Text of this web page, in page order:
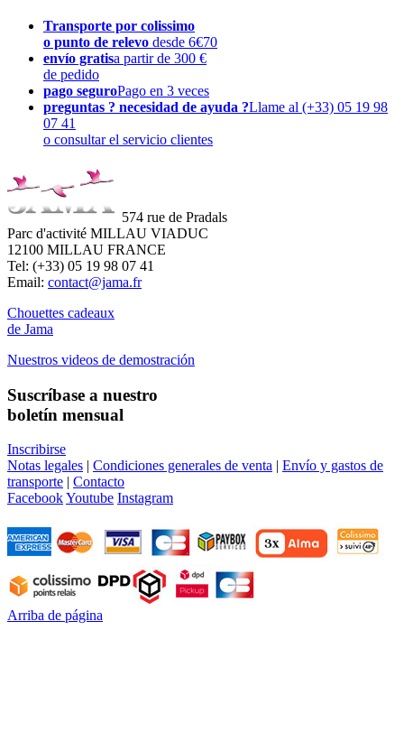
Transporte por colissimo
o punto de relevo desde 6€70
envío gratisa partir de 300 €
de pedido
pago seguroPago en 3 veces
preguntas ? necesidad de ayuda ?Llame al (+33) 05 19 98
07 41
o consultar el servicio clientes
574 rue de Pradals
Parc d'activité MILLAU VIADUC
12100 MILLAU FRANCE
Tel: (+33) 05 19 98 07 41
Email: contact@jama.fr
Chouettes cadeaux
de Jama
Nuestros videos de demostración
Suscríbase a nuestro
boletín mensual
Inscribirse
Notas legales | Condiciones generales de venta | Envío y gastos de
transporte | Contacto
FacebookYoutube Instagram
Arriba de página